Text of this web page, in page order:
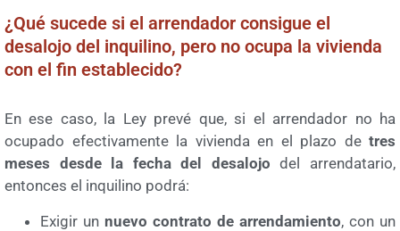
¿Qué sucede si el arrendador consigue el
desalojo del inquilino, pero no ocupa la vivienda
con el fin establecido?
En ese caso, la Ley prevé que, si el arrendador no ha
ocupado efectivamente la vivienda en el plazo de tres
meses desde la fecha del desalojo del arrendatario,
entonces el inquilino podrá:
Exigir un nuevo contrato de arrendamiento, con un